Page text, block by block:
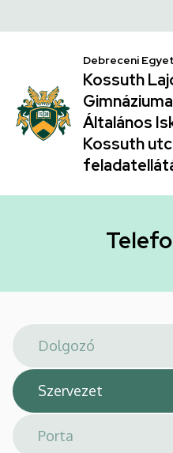
|
Kossuth
Lajos
Gyakorló
Gimnáziuma
Általános
hely
a
Debreceni
Kossuth
Általános
Kossuth